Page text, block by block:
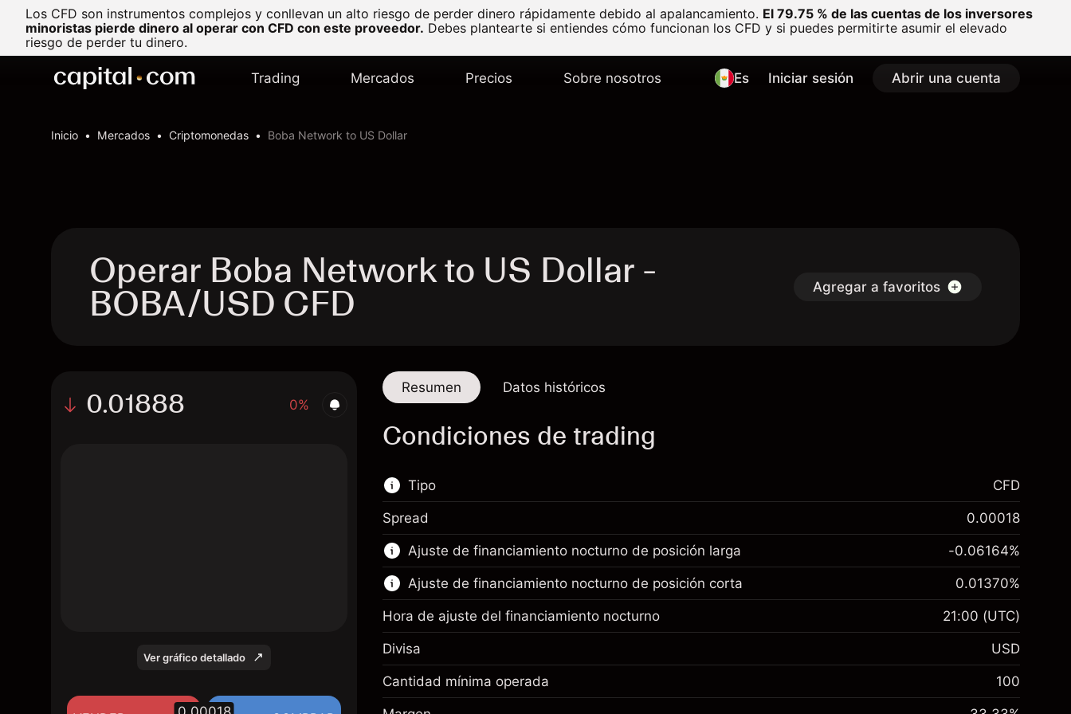
Los CFD son instrumentos complejos y conllevan un alto riesgo de perder dinero rápidamente debido al apalancamiento. El 79.75 % de las cuentas de los inversores
minoristas pierde dinero al operar con CFD con este proveedor. Debes plantearte si entiendes cómo funcionan los CFD y si puedes permitirte asumir el elevado
riesgo de perder tu dinero.
Trading Mercados Precios Sobre nosotros Es Iniciar sesión Abrir una cuenta
Inicio Mercados Criptomonedas Boba Network to US Dollar
Operar Boba Network to US Dollar -
BOBA/USD CFD Agregar a favoritos
0.01888 0%
Ver gráfico detallado
Resumen Datos históricos
Condiciones de trading
Tipo
Este mercado financiero está disponible para
hacer trading con CFD.
Obtén más información sobre:
CFD
CFD
Spread 0.00018
Ajuste de financiamiento nocturno de posición larga
Margen. Tu inversión
-0.06164%
Ajuste de financiamiento nocturno de posición corta 0.01370%
Hora de ajuste del financiamiento nocturno 21:00 (UTC)
Divisa USD
Cantidad mínima operada 100